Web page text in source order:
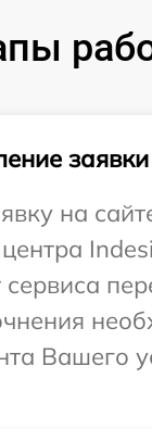
заявки
на
Вашего